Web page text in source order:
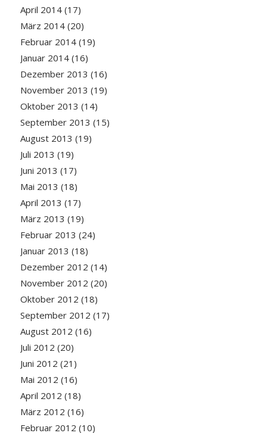
April 2014(17)
März 2014(20)
Februar 2014(19)
Januar 2014(16)
Dezember 2013 (16)
November 2013 (19)
Oktober 2013 (14)
September 2013 (15)
August 2013 (19)
Juli 2013 (19)
Juni 2013 (17)
Mai 2013 (18)
April 2013 (17)
März 2013 (19)
Februar 2013 (24)
Januar 2013 (18)
Dezember 2012 (14)
November 2012 (20)
Oktober 2012 (18)
September 2012 (17)
August 2012 (16)
Juli 2012 (20)
Juni 2012 (21)
Mai 2012 (16)
April 2012 (18)
März 2012 (16)
Februar 2012 (10)